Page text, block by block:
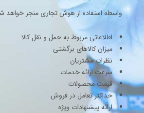
واسطه استفاده از هوش تجاری منجر خواهد
اطلاعاتی مربوط به حمل و نقل کالا
میزان کالاهای برگشتی
نظرات مشتریان
سرعت ارائه خدمات
قیمت محصولات
حداکثر تعامل در فروش
ارائه پیشنهادات ویژه